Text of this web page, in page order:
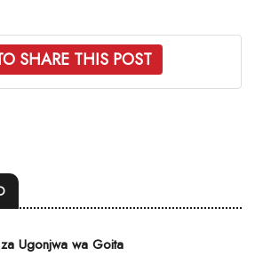
SHARE THIS POST
Ugonjwa wa Goita